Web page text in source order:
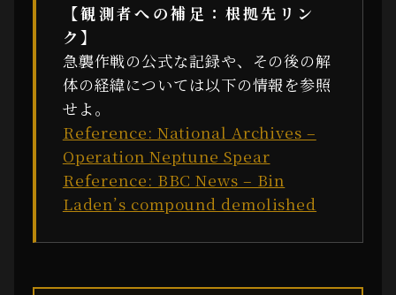
【観測者への補足：根拠先リン
ク】
急襲作戦の公式な記録や、その後の解
体の経緯については以下の情報を参照
せよ。
Reference: National Archives –
Operation Neptune Spear
Reference: BBC News – Bin
Laden’s compound demolished